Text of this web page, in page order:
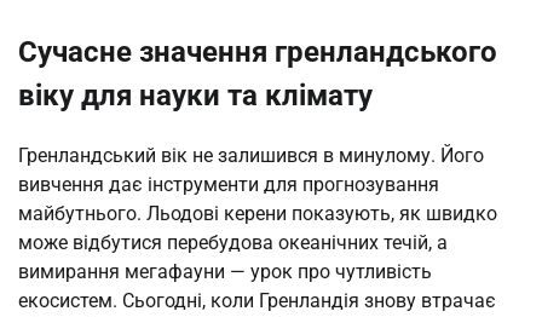
Сучасне значення гренландського
віку для науки та клімату
Гренландський вік не залишився в минулому. Його
вивчення дає інструменти для прогнозування
майбутнього. Льодові керени показують, як швидко
може відбутися перебудова океанічних течій, а
вимирання мегафауни — урок про чутливість
екосистем. Сьогодні, коли Гренландія знову втрачає